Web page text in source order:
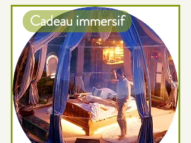
Cadeau immersif